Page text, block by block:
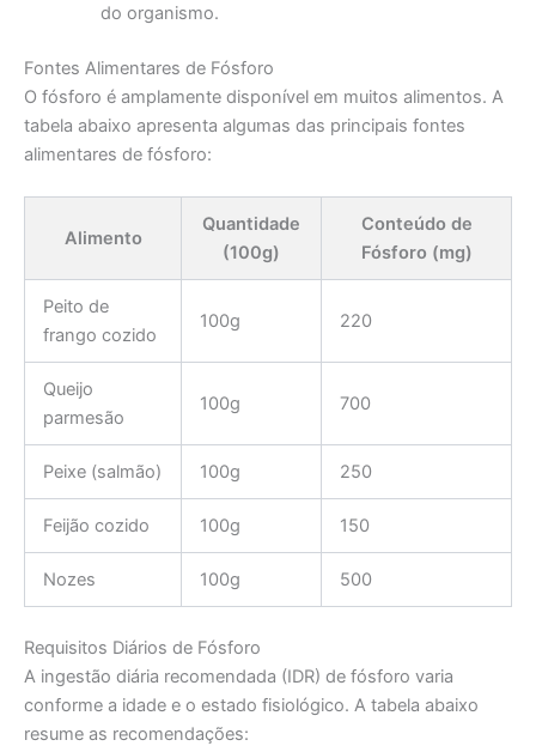
do organismo.
Fontes Alimentares de Fósforo
O fósforo é amplamente disponível em muitos alimentos. A
tabela abaixo apresenta algumas das principais fontes
alimentares de fósforo:
Alimento
Quantidade
(100g)
Conteúdo de
Fósforo (mg)
Peito de
frango cozido
100g 220
Queijo
parmesão
100g 700
Peixe (salmão) 100g 250
Feijão cozido 100g 150
Nozes 100g 500
Requisitos Diários de Fósforo
A ingestão diária recomendada (IDR) de fósforo varia
conforme a idade e o estado fisiológico. A tabela abaixo
resume as recomendações: